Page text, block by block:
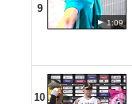
9
1:09
10